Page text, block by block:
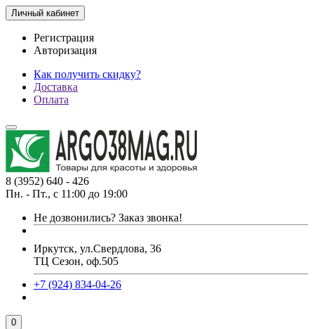
Личный кабинет
Регистрация
Авторизация
Как получить скидку?
Доставка
Оплата
8 (3952) 640 - 426
Пн. - Пт., с 11:00 до 19:00
Не дозвонились? Заказ звонка!
Иркутск, ул.Свердлова, 36
ТЦ Сезон, оф.505
+7 (924) 834-04-26
0